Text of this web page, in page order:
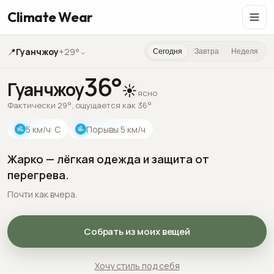
Climate Wear
📍Гуанчжоу+29° ⌄ Сегодня Завтра Неделя
Гуанчжоу36°☀️ясно
Фактически 29°, ощущается как 36°
5 км/ч· С Порывы 5 км/ч
Жарко — лёгкая одежда и защита от
перегрева.
Почти как вчера.
Собрать из моих вещей
Хочу стиль под себя